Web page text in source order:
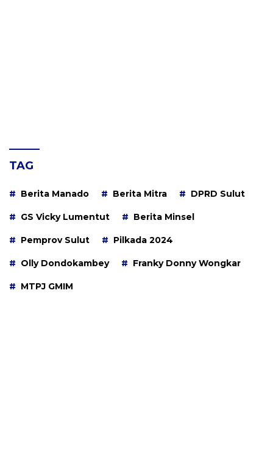
TAG
Berita Manado Berita Mitra DPRD Sulut
GS Vicky Lumentut Berita Minsel
Pemprov Sulut Pilkada 2024
Olly Dondokambey Franky Donny Wongkar
MTPJ GMIM